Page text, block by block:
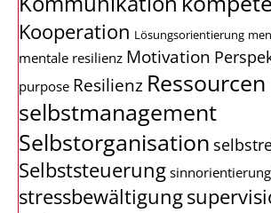
Kooperation Lösungsorientierung
mentale resilienz Motivation
purpose Resilienz Ressourcen
selbstmanagement
Selbstorganisation
Selbststeuerung sinnorientierung
stressbewältigung